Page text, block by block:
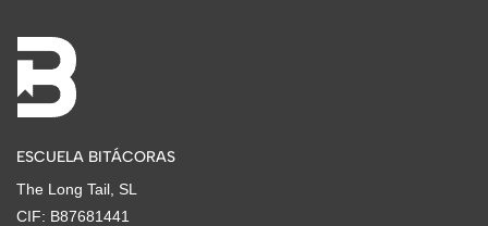
ESCUELA BITÁCORAS
The Long Tail, SL
CIF: B87681441